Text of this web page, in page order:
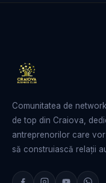
Comunitatea de
de top din Craiova,
antreprenorilor care
să construiască relații